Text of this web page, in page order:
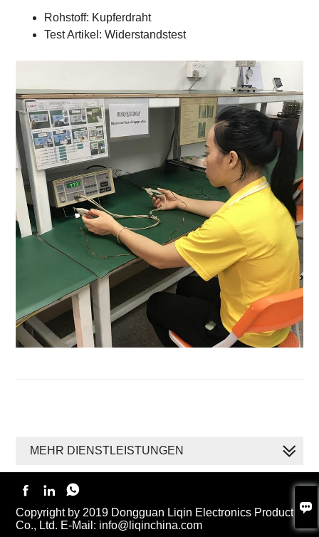

Rohstoff: Kupferdraht
Test Artikel: Widerstandstest
MEHR DIENSTLEISTUNGEN
  
Copyright by 2019 Dongguan Liqin Electronics Product
Co., Ltd. E-Mail: info@liqinchina.com